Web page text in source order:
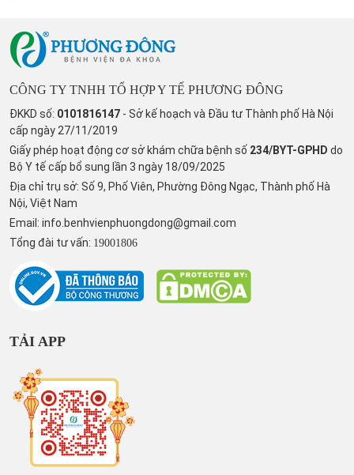
CÔNG TY TNHH TỔ HỢP Y TẾ PHƯƠNG ĐÔNG
ĐKKD số: 0101816147 - Sở kế hoạch và Đầu tư Thành phố Hà Nội
cấp ngày 27/11/2019
Giấy phép hoạt động cơ sở khám chữa bệnh số 234/BYT-GPHD do
Bộ Y tế cấp bổ sung lần 3 ngày 18/09/2025
Địa chỉ trụ sở: Số 9, Phố Viên, Phường Đông Ngạc, Thành phố Hà
Nội, Việt Nam
Email: info.benhvienphuongdong@gmail.com
Tổng đài tư vấn: 19001806
TẢI APP